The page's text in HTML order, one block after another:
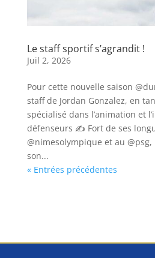
Le staff sportif s’agrandit !
Juil 2, 2026
Pour cette nouvelle saison
staff de Jordan Gonzalez, en
spécialisé dans l’animation et
défenseurs ✍️ Fort de ses
@nimesolympique et au
son...
« Entrées précédentes